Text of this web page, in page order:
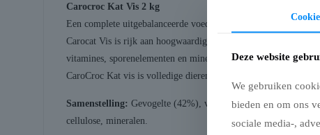
Carocroc Kat Vis 2 kg
Een complete uitgebalanceerde voeding voor volwassen katten,
Carocat Vis is rijk aan hoogwaardige vis. Katten zijn dol op
vitamines, sporenelementen en mineralen, is Carocat Vis een
CaroCroc Kat vis is volledige dierenvoeding voor volwassen
Samenstelling: Gevogelte (42%), vis (11%, minimaal 4 %
cellulose, mineralen.
Deze website
We gebruiken
bieden en om ons
sociale media-,